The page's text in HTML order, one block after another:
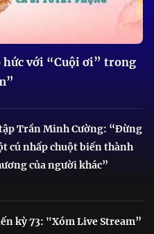
hức với “Cuội ơi” trong
Trần Minh Cường: “Đừng
cú nhấp chuột biến thành
của người khác”
kỳ 73: "Xóm Live Stream”